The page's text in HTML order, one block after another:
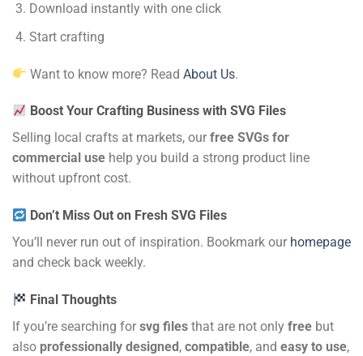
Download instantly with one click
Start crafting
Want to know more? ReadAbout Us.
Boost Your Crafting Business with SVG Files
Selling local crafts at markets, our free SVGs for
commercial use help you build a strong product line
without upfront cost.
Don’t Miss Out on Fresh SVG Files
You’ll never run out of inspiration. Bookmark our homepage
and check back weekly.
Final Thoughts
If you’re searching for svg files that are not only free but
also professionally designed, compatible, and easy to use,